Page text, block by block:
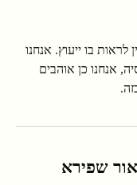
בו ייעוץ. אנחנו
אנחנו כן אוהבים
שפירא